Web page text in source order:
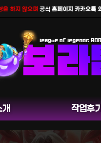
지 않으며공식 홈페이지 카카오톡 외 다
개 작업후